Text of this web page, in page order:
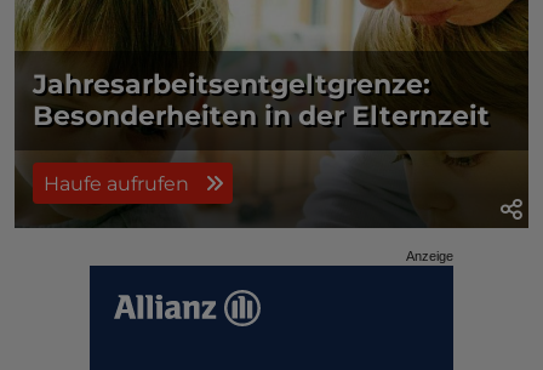
Jahresarbeitsentgeltgrenze:
Besonderheiten in der Elternzeit
Haufe aufrufen
Anzeige